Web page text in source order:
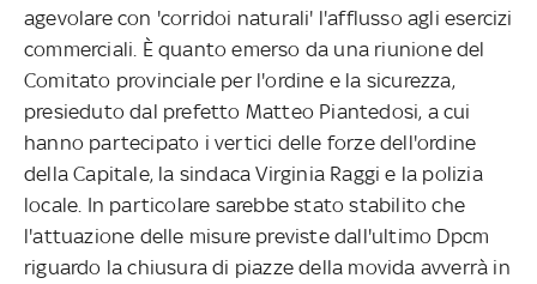
agevolare con 'corridoi naturali' l'afflusso agli esercizi
commerciali. È quanto emerso da una riunione del
Comitato provinciale per l'ordine e la sicurezza,
presieduto dal prefetto Matteo Piantedosi, a cui
hanno partecipato i vertici delle forze dell'ordine
della Capitale, la sindaca Virginia Raggi e la polizia
locale. In particolare sarebbe stato stabilito che
l'attuazione delle misure previste dall'ultimo Dpcm
riguardo la chiusura di piazze della movida avverrà in